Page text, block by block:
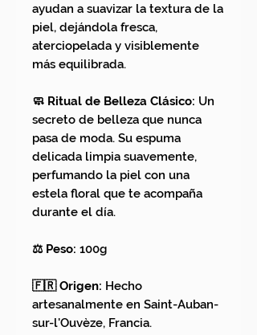
ayudan a suavizar la textura de la
piel, dejándola fresca,
aterciopelada y visiblemente
más equilibrada.
🧼 Ritual de Belleza Clásico: Un
secreto de belleza que nunca
pasa de moda. Su espuma
delicada limpia suavemente,
perfumando la piel con una
estela floral que te acompaña
durante el día.
⚖️ Peso: 100g
🇫🇷 Origen: Hecho
artesanalmente en Saint-Auban-
sur-l'Ouvèze, Francia.